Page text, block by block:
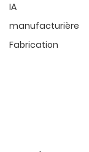
IA
manufacturière
Fabrication